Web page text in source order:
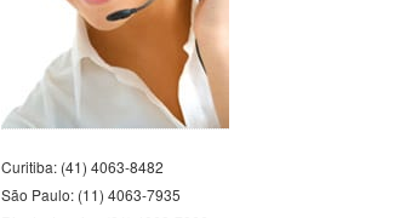
Curitiba: (41) 4063-8482
São Paulo: (11) 4063-7935